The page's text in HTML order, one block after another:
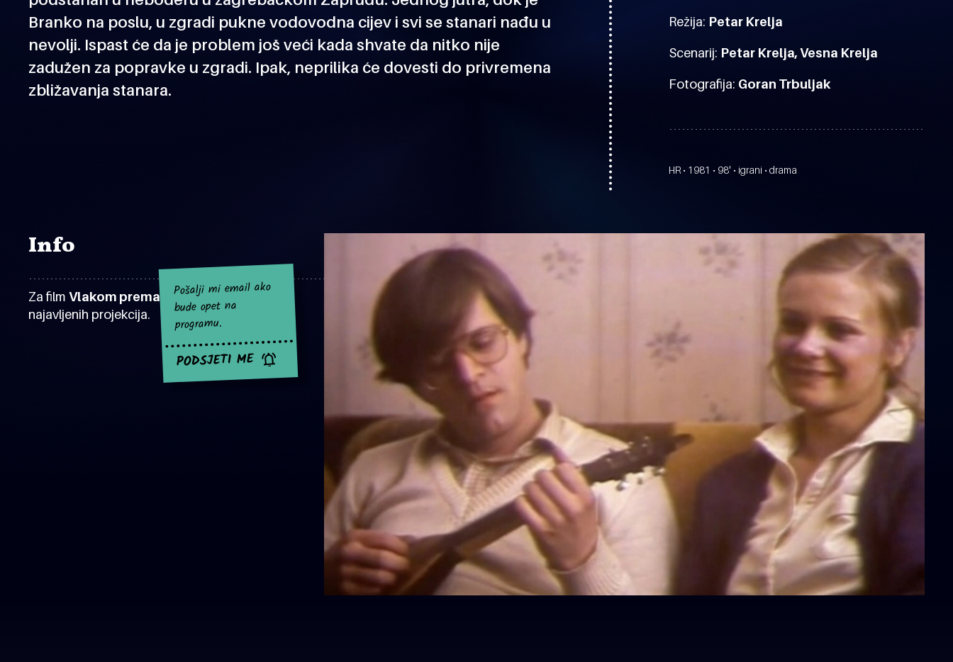
Branko na poslu, u zgradi pukne vodovodna cijev i svi se stanari nađu u
nevolji. Ispast će da je problem još veći kada shvate da nitko nije
zadužen za popravke u zgradi. Ipak, neprilika će dovesti do privremena
zbližavanja stanara.
Režija: Petar Krelja
Scenarij: Petar Krelja, Vesna Krelja
Fotografija: Goran Trbuljak
HR • 1981 • 98' • igrani • drama
Info
Za film Vlakom prema juguza sad nema
najavljenih projekcija.
Pošalji mi email ako
bude opet na
programu.
PODSJETI ME